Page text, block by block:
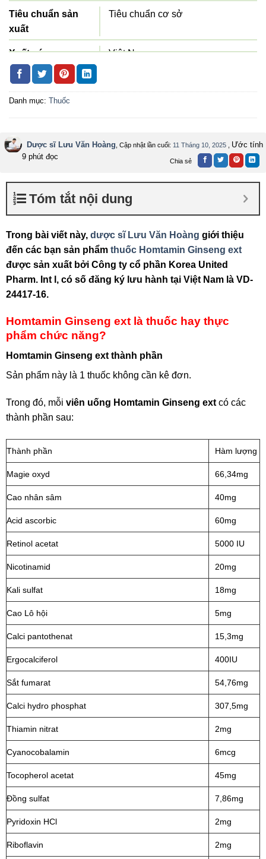
Tiêu chuẩn sản
xuất
Tiêu chuẩn cơ sở
Xuất xứ Việt Nam
Quy cách đóng gói
Hạn sử dụng
Danh mục: Thuốc
Dược sĩ Lưu Văn Hoàng , Cập nhật lần cuối: 11 Tháng 10, 2025
Ước tính
9 phút đọc
Chia sẻ
Tóm tắt nội dung
Trong bài viết này, dược sĩ Lưu Văn Hoàng giới thiệu
đến các bạn sản phẩm thuốc Homtamin Ginseng ext
được sản xuất bởi Công ty cổ phần Korea United
Pharm. Int l, có số đăng ký lưu hành tại Việt Nam là VD-
24417-16.
Homtamin Ginseng ext là thuốc hay thực
phẩm chức năng?
Homtamin Ginseng ext thành phần
Sản phẩm này là 1 thuốc không cần kê đơn.
Trong đó, mỗi viên uống Homtamin Ginseng ext có các
thành phần sau:
Thành phần Hàm lượng
Magie oxyd 66,34mg
Cao nhân sâm 40mg
Acid ascorbic 60mg
Retinol acetat 5000 IU
Nicotinamid 20mg
Kali sulfat 18mg
Cao Lô hội 5mg
Calci pantothenat 15,3mg
Ergocalciferol 400IU
Sắt fumarat 54,76mg
Calci hydro phosphat 307,5mg
Thiamin nitrat 2mg
Cyanocobalamin 6mcg
Tocopherol acetat 45mg
Đồng sulfat 7,86mg
Pyridoxin HCl 2mg
Riboflavin 2mg